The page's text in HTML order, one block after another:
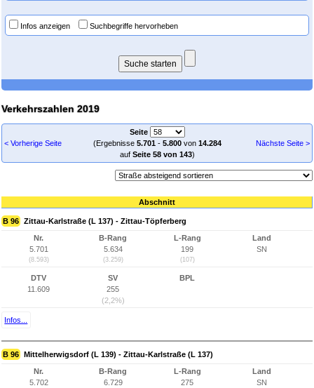
Infos anzeigen Suchbegriffe hervorheben
Verkehrszahlen 2019
< Vorherige Seite
Seite
(Ergebnisse 5.701- 5.800von 14.284
auf Seite 58 von 143)
Nächste Seite >
Abschnitt
B 96 Zittau-Karlstraße (L 137) - Zittau-Töpferberg
Nr.
5.701
(8.593)
B-Rang
5.634
(3.259)
L-Rang
199
(107)
Land
SN
DTV
11.609
SV
255
(2,2%)
BPL
Infos...
B 96 Mittelherwigsdorf (L 139) - Zittau-Karlstraße (L 137)
Nr.
5.702
B-Rang
6.729
L-Rang
275
Land
SN